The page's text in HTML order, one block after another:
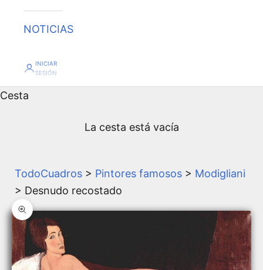
NOTICIAS
INICIAR
SESIÓN
Cesta
La cesta está vacía
TodoCuadros > Pintores famosos > Modigliani
> Desnudo recostado
Zoom